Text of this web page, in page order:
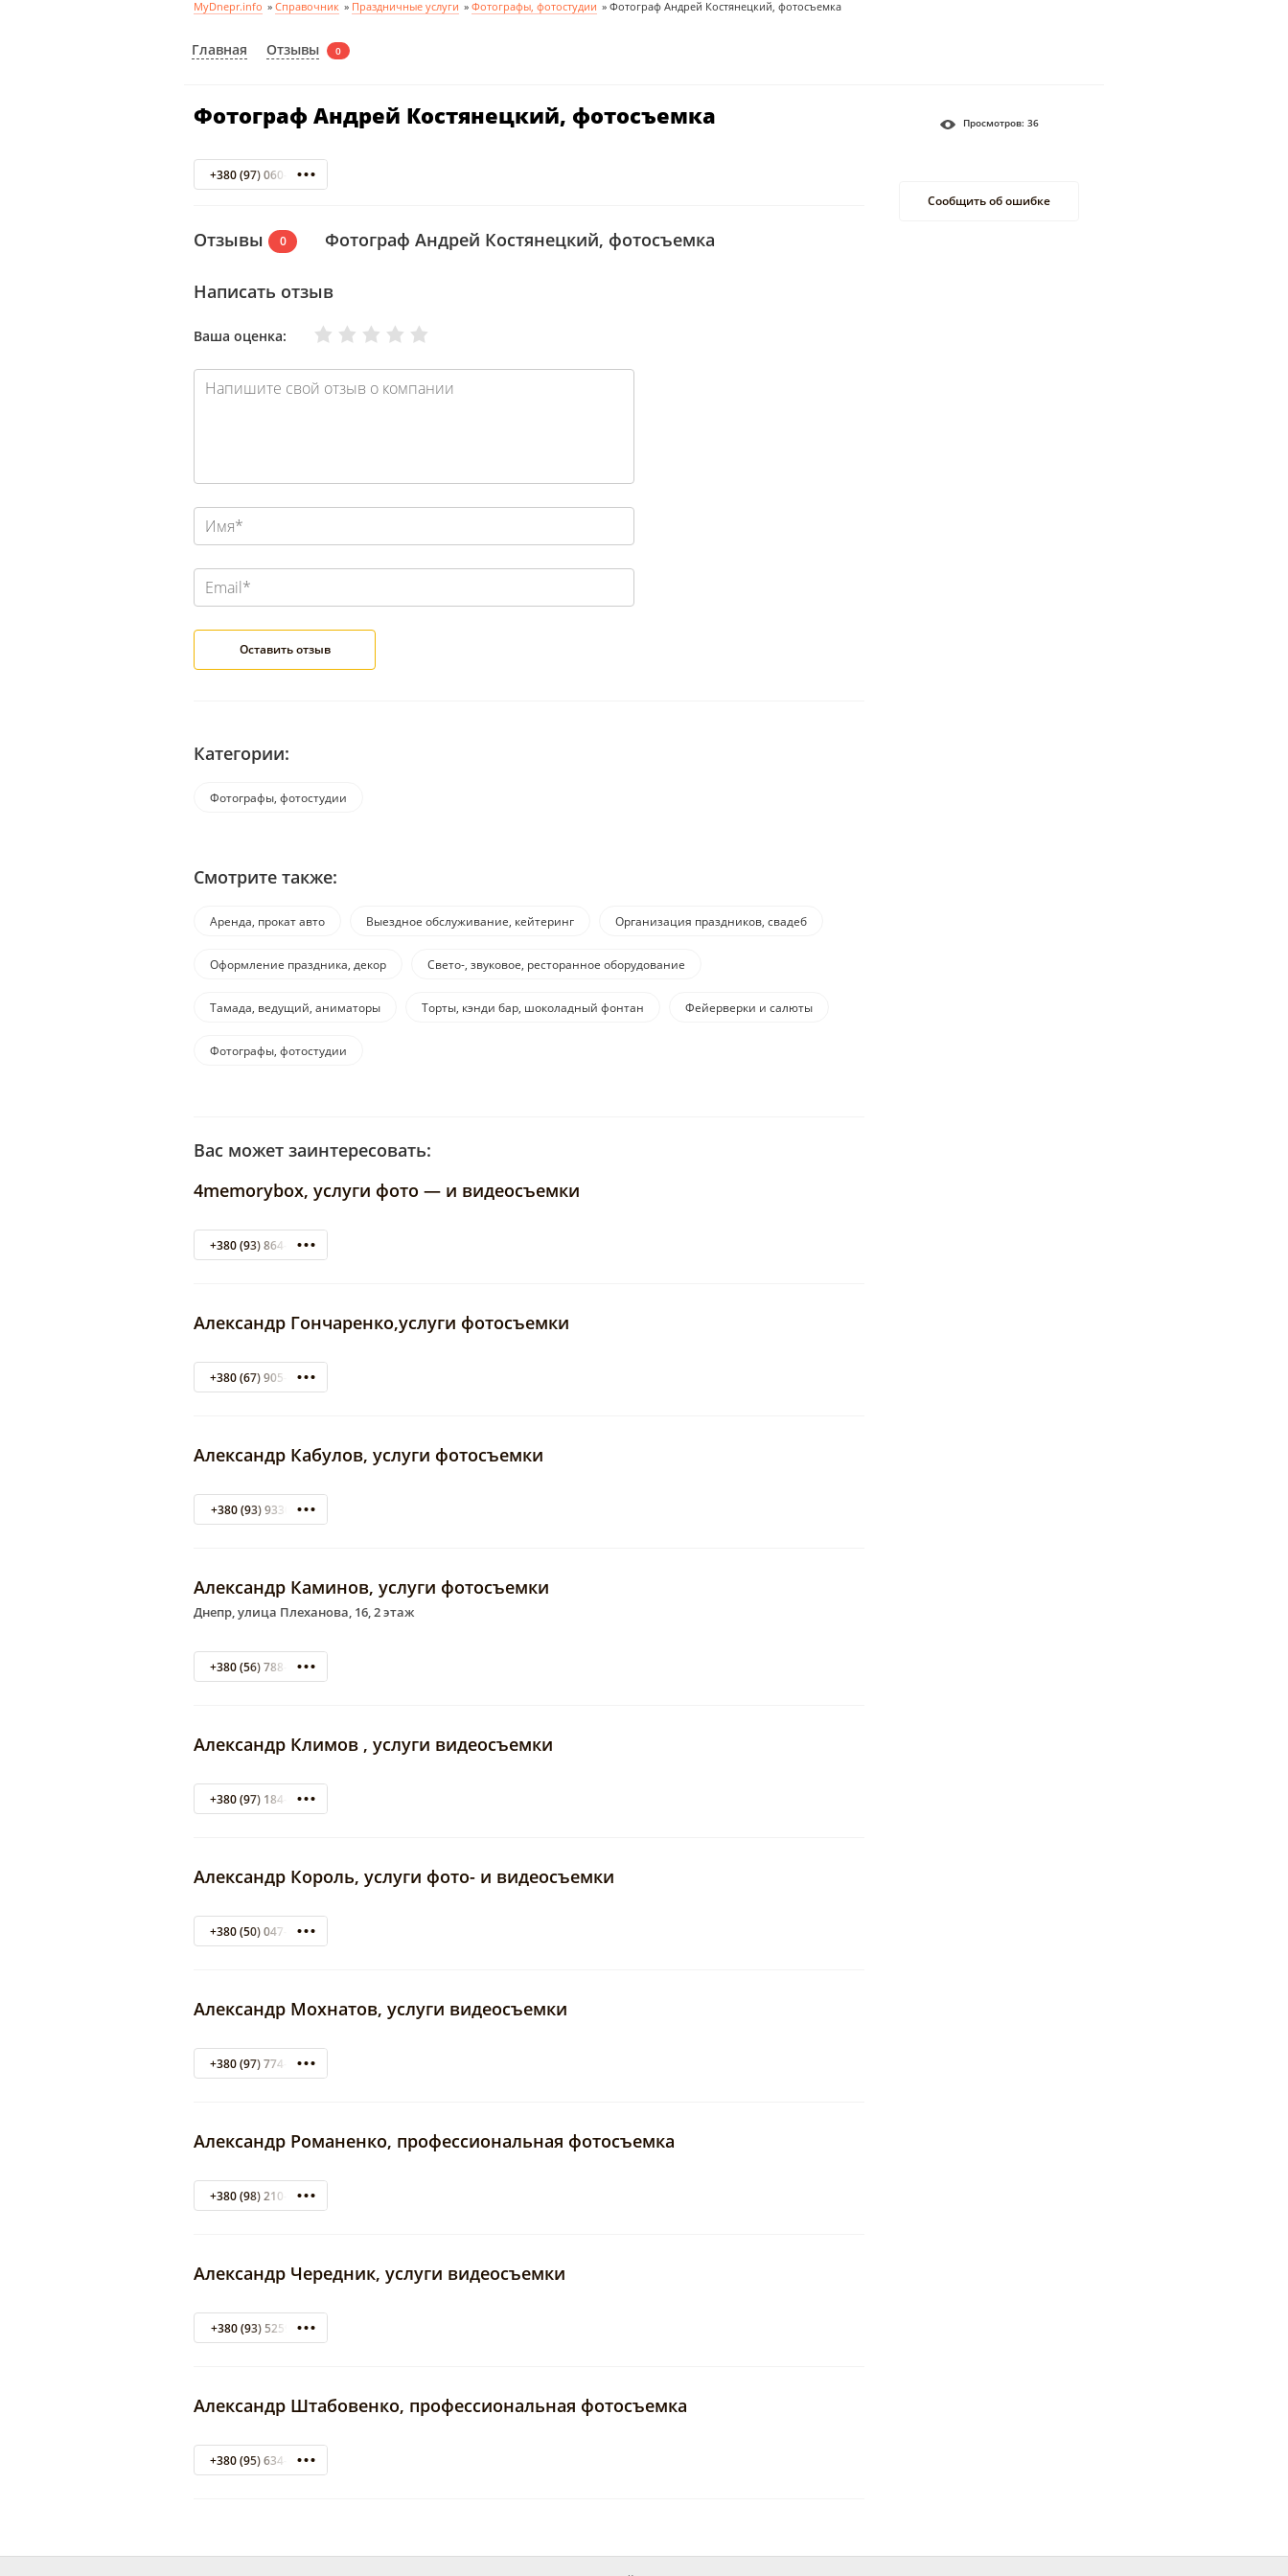
MyDnepr.info » Справочник » Праздничные услуги » Фотографы, фотостудии » Фотограф Андрей Костянецкий, фотосъемка
Главная Отзывы 0
Фотограф Андрей Костянецкий, фотосъемка
+380 (97) 060-90-53
Отзывы 0 Фотограф Андрей Костянецкий, фотосъемка
Написать отзыв
Ваша оценка: Отлично
Хорошо
Нормально
Плохо
Очень плохо
Категории:
Фотографы, фотостудии
Смотрите также:
Аренда, прокат авто Выездное обслуживание, кейтеринг Организация праздников, свадеб
Оформление праздника, декор Свето-, звуковое, ресторанное оборудование
Тамада, ведущий, аниматоры Торты, кэнди бар, шоколадный фонтан Фейерверки и салюты
Фотографы, фотостудии
Вас может заинтересовать:
4memorybox, услуги фото — и видеосъемки
+380 (93) 864-95-47
Александр Гончаренко,услуги фотосъемки
+380 (67) 905-49-49
Александр Кабулов, услуги фотосъемки
+380 (93) 9330872
Александр Каминов, услуги фотосъемки
Днепр, улица Плеханова, 16, 2 этаж
+380 (56) 788-07-37
Александр Климов , услуги видеосъемки
+380 (97) 184-73-37
Александр Король, услуги фото- и видеосъемки
+380 (50) 047-06-50
Александр Мохнатов, услуги видеосъемки
+380 (97) 774-92-90
Александр Романенко, профессиональная фотосъемка
+380 (98) 210-30-06
Александр Чередник, услуги видеосъемки
+380 (93) 5259300
Александр Штабовенко, профессиональная фотосъемка
+380 (95) 634-60-30
Просмотров: 36
Сообщить об ошибке